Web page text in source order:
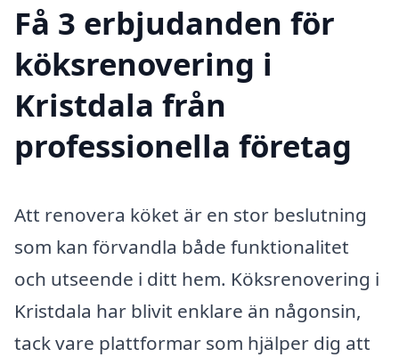
Få 3 erbjudanden för
köksrenovering i
Kristdala från
professionella företag
Att renovera köket är en stor beslutning
som kan förvandla både funktionalitet
och utseende i ditt hem. Köksrenovering i
Kristdala har blivit enklare än någonsin,
tack vare plattformar som hjälper dig att